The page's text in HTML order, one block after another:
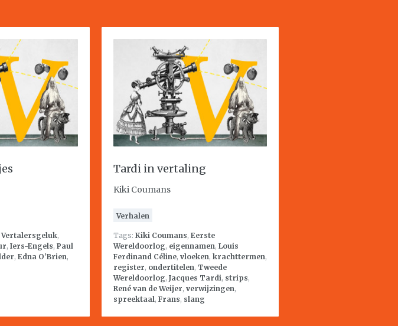
Vertalersgeluk,
, Iers-Engels, Paul
, Edna O'Brien,
Tardi in vertaling
Kiki Coumans
Verhalen
Tags: Kiki Coumans, Eerste
Wereldoorlog, eigennamen, Louis
Ferdinand Céline, vloeken, krachttermen,
register, ondertitelen, Tweede
Wereldoorlog, Jacques Tardi, strips,
René van de Weijer, verwijzingen,
spreektaal, Frans, slang